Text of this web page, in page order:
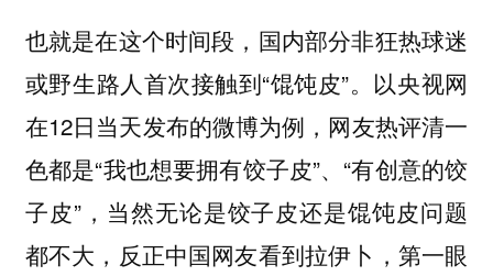
也就是在这个时间段，国内部分非狂热球迷
或野生路人首次接触到“馄饨皮”。以央视网
在12日当天发布的微博为例，网友热评清一
色都是“我也想要拥有饺子皮”、“有创意的饺
子皮”，当然无论是饺子皮还是馄饨皮问题
都不大，反正中国网友看到拉伊卜，第一眼